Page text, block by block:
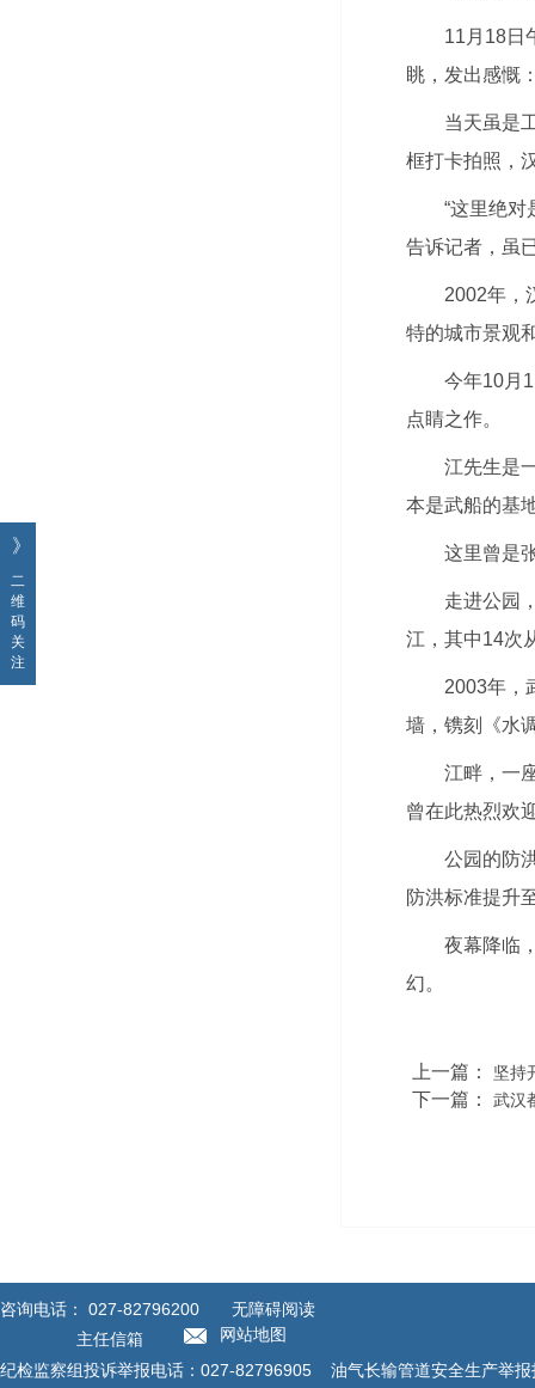
11月18日
眺，发出感慨
当天虽是
框打卡拍照，
“这里绝
告诉记者，虽
2002年，
特的城市景观
今年10月
点睛之作。
江先生是
本是武船的基
这里曾是
走进公园
江，其中14次
2003年，
墙，镌刻《水
江畔，一
曾在此热烈欢
公园的防
防洪标准提升
夜幕降临
幻。
上一篇： 坚持
下一篇： 武汉
》
二
维
码
关
注
咨询电话： 027-82796200
无障碍阅读
主任信箱
网站地图
纪检监察组投诉举报电话：027-82796905 油气长输管道安全生产举